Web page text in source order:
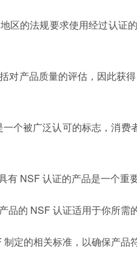
区的法规要求使用经过认证
对产品质量的评估，因此获得
一个被广泛认可的标志，消费
有 NSF认证的产品是一个重
品的 NSF认证适用于你所需
制定的相关标准，以确保产品